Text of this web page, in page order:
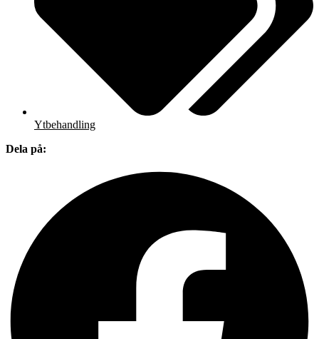
Ytbehandling
Dela på: